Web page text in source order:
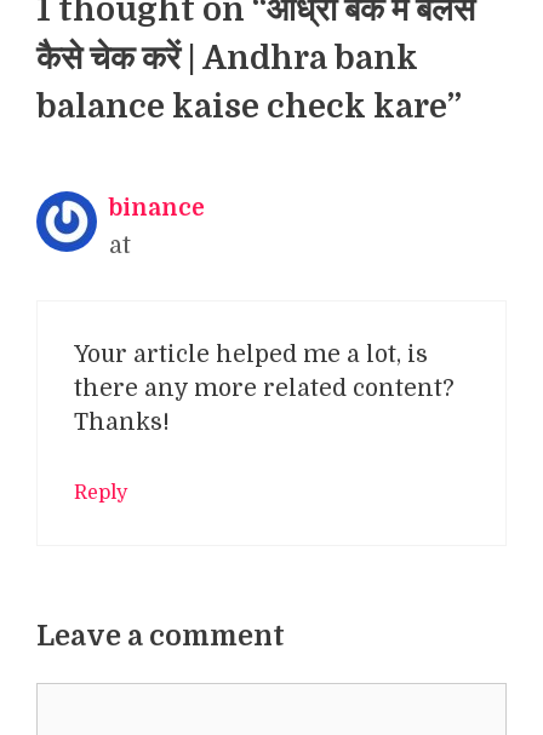
1 thought on “आंध्रा बैंक में बैलेंस
कैसे चेक करें | Andhra bank
balance kaise check kare”
binance
at
Your article helped me a lot, is
there any more related content?
Thanks!
Reply
Leave a comment